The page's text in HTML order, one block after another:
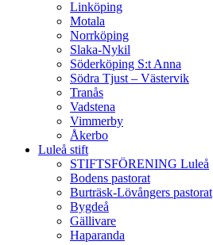
Linköping
Motala
Norrköping
Slaka-Nykil
Söderköping S:t Anna
Södra Tjust – Västervik
Tranås
Vadstena
Vimmerby
Åkerbo
Luleå stift
STIFTSFÖRENING Luleå
Bodens pastorat
Burträsk-Lövångers pastorat
Bygdeå
Gällivare
Haparanda